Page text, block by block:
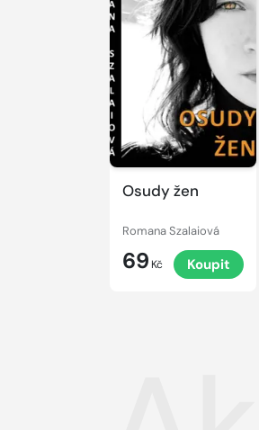
Osudy žen
Romana Szalaiová
69 Kč Koupit